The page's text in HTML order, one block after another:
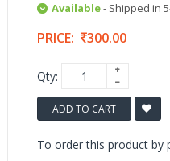
Available- Shipped in
PRICE: 300.00
Qty:
ADD TO CART
To order this product by